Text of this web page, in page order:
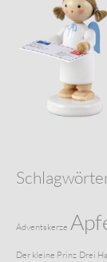
Adventskerze
Der kleine Prinz Drei